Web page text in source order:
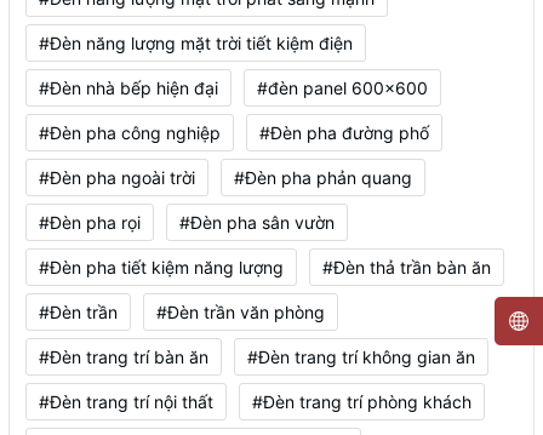
#Đèn năng lượng mặt trời tiết kiệm điện
#Đèn nhà bếp hiện đại #đèn panel 600x600
#Đèn pha công nghiệp #Đèn pha đường phố
#Đèn pha ngoài trời #Đèn pha phản quang
#Đèn pha rọi #Đèn pha sân vườn
#Đèn pha tiết kiệm năng lượng #Đèn thả trần bàn ăn
#Đèn trần #Đèn trần văn phòng
#Đèn trang trí bàn ăn #Đèn trang trí không gian ăn
#Đèn trang trí nội thất #Đèn trang trí phòng khách